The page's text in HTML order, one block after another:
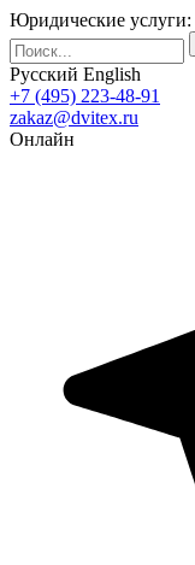
Юридические услуги:
Русский English
+7 (495) 223-48-91
zakaz@dvitex.ru
Онлайн